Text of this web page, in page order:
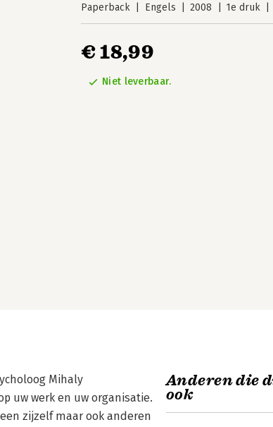
Paperback Engels 2008 1e druk
€ 18,99
Niet leverbaar.
Mihaly
uw werk en uw organisatie.
zijzelf maar ook anderen
Anderen die
ook